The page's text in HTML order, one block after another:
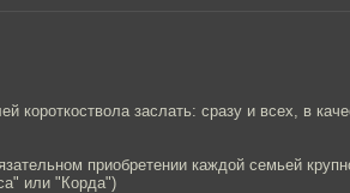
короткоствола заслать: сразу и всех, в
приобретении каждой семьей
или "Корда")